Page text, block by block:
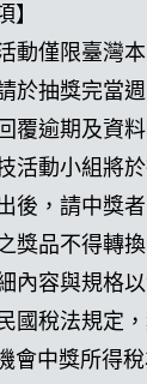
】
動僅限臺灣
於抽獎完當
覆逾期及資
活動小組將
後，請中獎
獎品不得轉
內容與規格
國稅法規定
會中獎所得稅